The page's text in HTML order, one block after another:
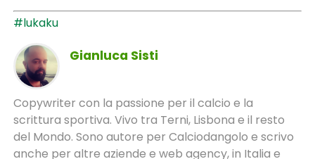
#lukaku
Gianluca Sisti
Copywriter con la passione per il calcio e la
scrittura sportiva. Vivo tra Terni, Lisbona e il resto
del Mondo. Sono autore per Calciodangolo e scrivo
anche per altre aziende e web agency, in Italia e